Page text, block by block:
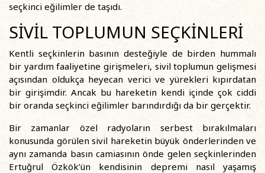
seçkinci eğilimler de taşıdı.
SİVİL TOPLUMUN SEÇKİNLERİ
Kentli seçkinlerin basının desteğiyle de birden hummalı
bir yardım faaliyetine girişmeleri, sivil toplumun gelişmesi
açısından oldukça heyecan verici ve yürekleri kıpırdatan
bir girişimdir. Ancak bu hareketin kendi içinde çok ciddi
bir oranda seçkinci eğilimler barındırdığı da bir gerçektir.
Bir zamanlar özel radyoların serbest bırakılmaları
konusunda görülen sivil hareketin büyük önderlerinden ve
aynı zamanda basın camiasının önde gelen seçkinlerinden
Ertuğrul Özkök’ün kendisinin depremi nasıl yaşamış